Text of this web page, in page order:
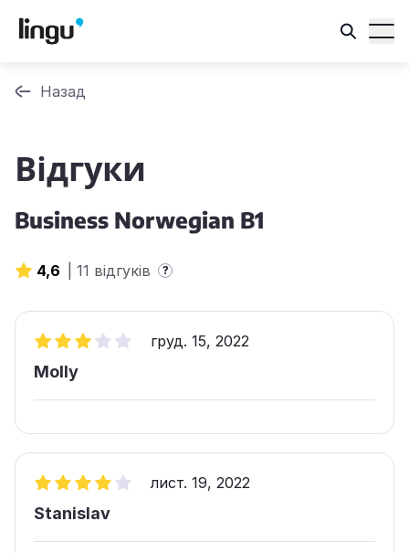
Назад
Відгуки
Business Norwegian B1
4,6 11 відгуків ?
груд. 15, 2022
Molly
лист. 19, 2022
Stanislav